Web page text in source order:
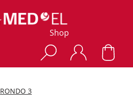
Shop
RONDO 3